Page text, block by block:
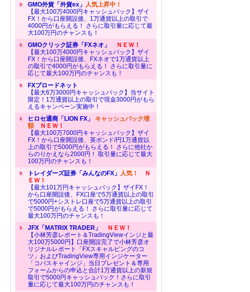
GMO外貨「外貨ex」 人気上昇中！
【最大100万4000円キャッシュバック】ザイ
FX！から口座開設後、1万通貨以上の取引で
4000円がもらえる！ さらに取引量に応じて最
大100万円のチャンスも！
GMOクリック証券「FXネオ」
ＮＥＷ！
【最大100万4000円キャッシュバック】ザイ
FX！から口座開設後、FXネオで1万通貨以上
の取引で4000円がもらえる！ さらに取引量に
応じて最大100万円のチャンスも！
FXブロードネット
【最大6万3000円キャッシュバック】当サイト
限定！1万通貨以上の取引で現金3000円がもら
えるキャンペーン実施中！
ヒロセ通商「LION FX」 キャッシュバック増
額ＮＥＷ！
【最大100万7000円キャッシュバック】ザイ
FX！から口座開設後、英ポンド/円1万通貨以
上の取引で5000円がもらえる！ さらに他社か
らのりかえなら2000円！ 取引量に応じて最大
100万円のチャンスも！
トレイダーズ証券「みんなのFX」 人気！
Ｎ
ＥＷ！
【最大101万円キャッシュバック】ザイFX！
から口座開設後、FX口座で5万通貨以上の取引
で5000円+シストレ口座で5万通貨以上の取引
で5000円がもらえる！ さらに取引量に応じて
最大100万円のチャンスも！
JFX「MATRIX TRADER」
ＮＥＷ！
【小林芳彦レポート＆TradingViewインジと最
大100万5000円】口座開設完了で小林芳彦オ
リジナルレポート「FXスキャルピングのコ
ツ」およびTradingView専用インジケーター
「コバスキャインジ」当日プレゼント＆専用
フォームからの申込と合計1万通貨以上の新規
取引で5000円キャッシュバック！さらに取引
量に応じて最大100万円のチャンスも！